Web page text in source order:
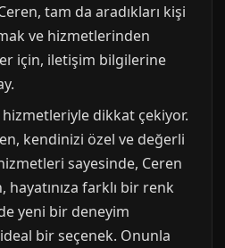
tam da aradıkları kişi
ve hizmetlerinden
için, iletişim bilgilerine
dikkat çekiyor.
kendinizi özel ve değerli
sayesinde, Ceren
farklı bir renk
yeni bir deneyim
bir seçenek. Onunla